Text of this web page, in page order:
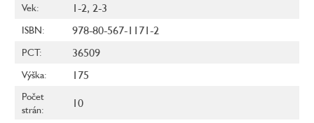
Vek: 1-2, 2-3
ISBN: 978-80-567-1171-2
PCT: 36509
Výška: 175
Počet
strán: 10